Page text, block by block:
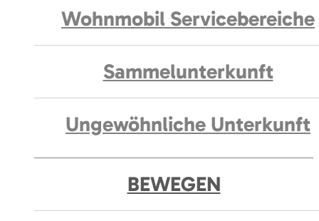
Wohnmobil Servicebereiche
Sammelunterkunft
Ungewöhnliche Unterkunft
BEWEGEN